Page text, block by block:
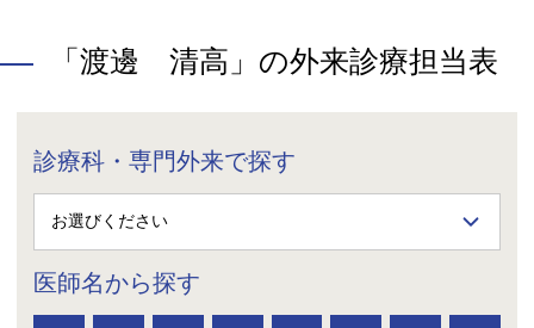
「渡邊 清高」の外来診療担当表
診療科・専門外来で探す
医師名から探す